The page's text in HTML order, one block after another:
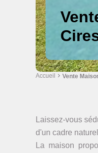
Accueil Vente
Laissez-vous
d'un cadre
La maison